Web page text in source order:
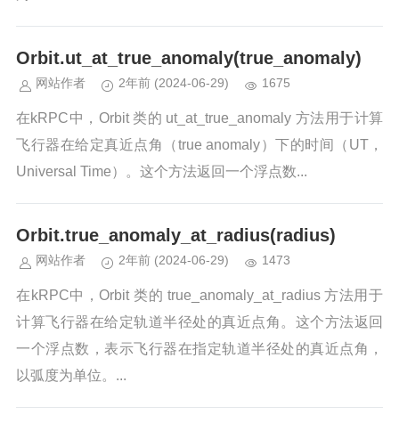
Orbit.ut_at_true_anomaly(true_anomaly)
网站作者 2年前 (2024-06-29) 1675
在kRPC中，Orbit 类的 ut_at_true_anomaly 方法用于计算
飞行器在给定真近点角（true anomaly）下的时间（UT，
Universal Time）。这个方法返回一个浮点数...
Orbit.true_anomaly_at_radius(radius)
网站作者 2年前 (2024-06-29) 1473
在kRPC中，Orbit 类的 true_anomaly_at_radius 方法用于
计算飞行器在给定轨道半径处的真近点角。这个方法返回
一个浮点数，表示飞行器在指定轨道半径处的真近点角，
以弧度为单位。...